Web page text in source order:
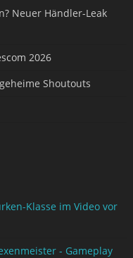
Neuer Händler-Leak
2026
Shoutouts
Klasse im Video vor
- Gameplay